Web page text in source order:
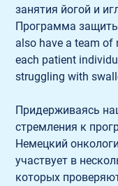
занятия йогой и
Программа защиты
also have a team of
each patient
struggling with
Придерживаясь
стремления к
Немецкий
участвует в
которых